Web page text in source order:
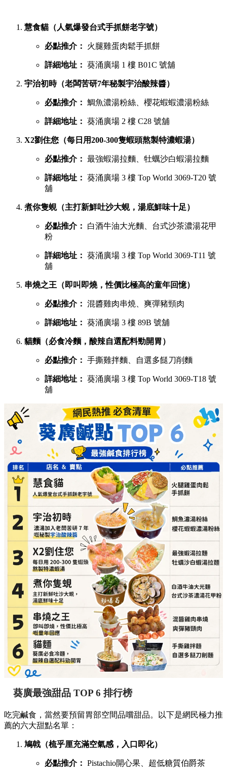
慧食貓（人氣爆發台式手抓餅老字號）
必點推介： 火腿雞蛋肉鬆手抓餅
詳細地址： 葵涌廣場 1 樓 B01C 號舖
宇治初時（老闆苦研7年秘製宇治酸辣醬）
必點推介： 鯛魚濃湯粉絲、櫻花蝦蝦濃湯粉絲
詳細地址： 葵涌廣場 2 樓 C28 號舖
X2劉住您（每日用200-300隻蝦頭熬製特濃蝦湯）
必點推介： 最強蝦湯拉麵、牡蠣沙白蝦湯拉麵
詳細地址： 葵涌廣場 3 樓 Top World 3069-T20 號
舖
煮你隻蜆（主打新鮮吐沙大蜆，湯底鮮味十足）
必點推介：
白酒牛油大光麵、台式沙茶濃湯花甲
粉
詳細地址： 葵涌廣場 3 樓 Top World 3069-T11 號
舖
串燒之王（即叫即燒，性價比極高的童年回憶）
必點推介： 混醬雞肉串燒、爽彈豬頸肉
詳細地址： 葵涌廣場 3 樓 89B 號舖
貓麵（必食冷麵，酸辣自選配料勁開胃）
必點推介： 手撕雞拌麵、自選多餸刀削麵
詳細地址： 葵涌廣場 3 樓 Top World 3069-T18 號
舖
葵廣最強甜品 TOP 6 排行榜
吃完鹹食，當然要預留胃部空間品嚐甜品。以下是網民極力推
薦的六大甜點名單：
鳩戟（梳乎厘充滿空氣感，入口即化）
必點推介： Pistachio開心果、超低糖質伯爵茶